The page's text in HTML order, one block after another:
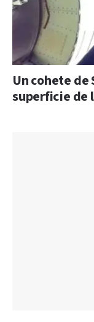
Un cohete de
superficie de